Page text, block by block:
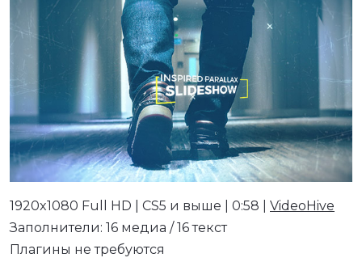
1920x1080 Full HD | CS5 и выше | 0:58 | VideoHive
Заполнители: 16 медиа / 16 текст
Плагины не требуются